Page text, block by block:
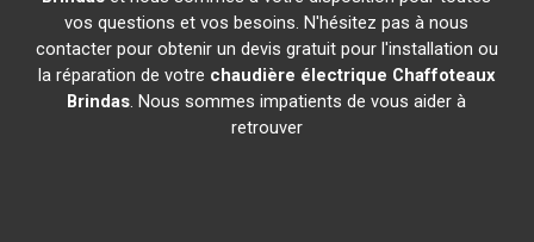
vos questions et vos besoins. N'hésitez pas à nous
contacter pour obtenir un devis gratuit pour l'installation ou
la réparation de votre chaudière électrique Chaffoteaux
Brindas. Nous sommes impatients de vous aider à
retrouver